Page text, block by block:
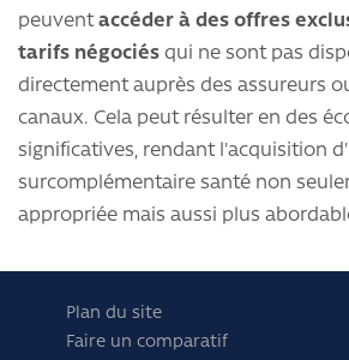
peuventaccéder à des offres
tarifs négociés qui ne sont pas
directement auprès des assureurs
canaux. Cela peut résulter en des
significatives, rendant l'acquisition
surcomplémentaire santé non
appropriée mais aussi plus
Plan du site
Faire un comparatif